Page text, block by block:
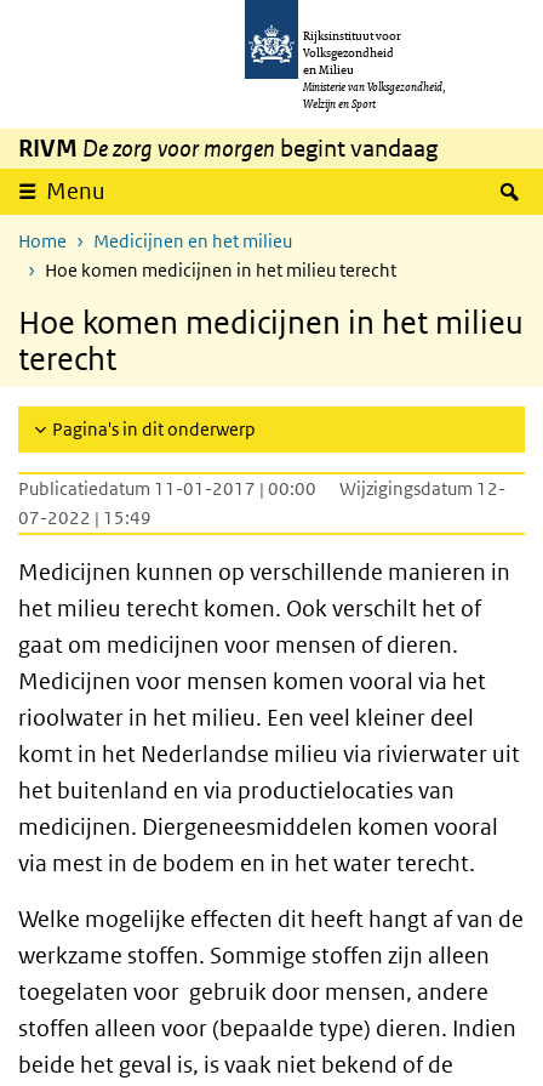
Overslaan en naar de inhoud gaan
Rijksinstituut voor
Volksgezondheid
en Milieu
Ministerie van Volksgezondheid,
Welzijn en Sport
RIVM De zorg voor morgen begint vandaag
Menu
Home
Medicijnen en het milieu
Hoe komen medicijnen in het milieu terecht
Hoe komen medicijnen in het milieu
terecht
Pagina's in dit onderwerp
Publicatiedatum 11-01-2017 | 00:00
Wijzigingsdatum 12-
07-2022 | 15:49
Medicijnen kunnen op verschillende manieren in
het milieu terecht komen. Ook verschilt het of
gaat om medicijnen voor mensen of dieren.
Medicijnen voor mensen komen vooral via het
rioolwater in het milieu. Een veel kleiner deel
komt in het Nederlandse milieu via rivierwater uit
het buitenland en via productielocaties van
medicijnen. Diergeneesmiddelen komen vooral
via mest in de bodem en in het water terecht.
Welke mogelijke effecten dit heeft hangt af van de
werkzame stoffen. Sommige stoffen zijn alleen
toegelaten voor gebruik door mensen, andere
stoffen alleen voor (bepaalde type) dieren. Indien
beide het geval is, is vaak niet bekend of de